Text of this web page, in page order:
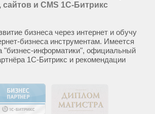
сайтов и CMS 1С-Битрикс
бизнеса через интернет и обучу
бизнеса инструментам. Имеется
"бизнес-информатики", официальный
1С-Битрикс и рекомендации